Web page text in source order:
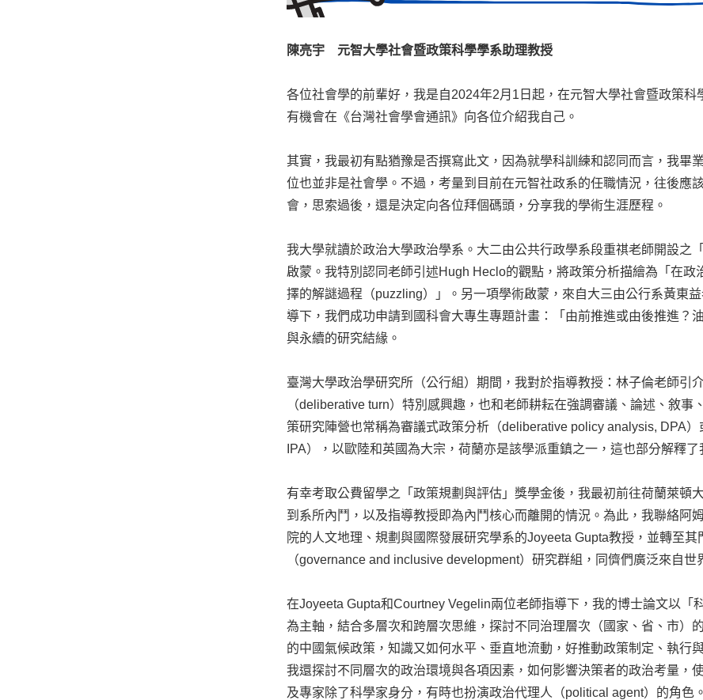
陳亮宇 元智大學社會暨政策科學學系助理教授
各位社會學的前輩好，我是自2024年2月1日起，在元智大學社會暨政策
有機會在《台灣社會學會通訊》向各位介紹我自己。
其實，我最初有點猶豫是否撰寫此文，因為就學科訓練和認同而言，我畢
位也並非是社會學。不過，考量到目前在元智社政系的任職情況，往後應
會，思索過後，還是決定向各位拜個碼頭，分享我的學術生涯歷程。
我大學就讀於政治大學政治學系。大二由公共行政學系段重祺老師開設之
啟蒙。我特別認同老師引述Hugh Heclo的觀點，將政策分析描繪為「在
擇的解謎過程（puzzling）」。另一項學術啟蒙，來自大三由公行系黃東
導下，我們成功申請到國科會大專生專題計畫：「由前推進或由後推進？
與永續的研究結緣。
臺灣大學政治學研究所（公行組）期間，我對於指導教授：林子倫老師引
（deliberative turn）特別感興趣，也和老師耕耘在強調審議、論述、敘
策研究陣營也常稱為審議式政策分析（deliberative policy analysis, DPA
IPA），以歐陸和英國為大宗，荷蘭亦是該學派重鎮之一，這也部分解釋了
有幸考取公費留學之「政策規劃與評估」獎學金後，我最初前往荷蘭萊頓
到系所內鬥，以及指導教授即為內鬥核心而離開的情況。為此，我聯絡阿
院的人文地理、規劃與國際發展研究學系的Joyeeta Gupta教授，並轉至
（governance and inclusive development）研究群組，同儕們廣泛來自
在Joyeeta Gupta和Courtney Vegelin兩位老師指導下，我的博士論文以「
為主軸，結合多層次和跨層次思維，探討不同治理層次（國家、省、市）
的中國氣候政策，知識又如何水平、垂直地流動，好推動政策制定、執行
我還探討不同層次的政治環境與各項因素，如何影響決策者的政治考量，
及專家除了科學家身分，有時也扮演政治代理人（political agent）的角色。